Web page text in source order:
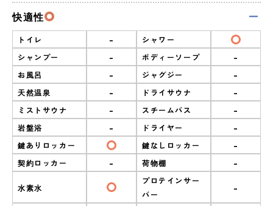
快適性
トイレ -
シャワー
シャンプー
- ボディーソープ -
お風呂 - ジャグジー -
天然温泉 - ドライサウナ -
ミストサウナ - スチームバス -
岩盤浴 - ドライヤー -
鍵ありロッカー 鍵なしロッカー -
契約ロッカー - 荷物棚 -
水素水
プロテインサー
バー
-